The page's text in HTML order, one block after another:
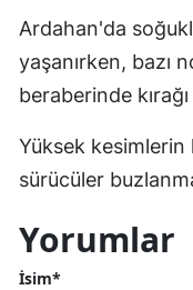
Ardahan'da
yaşanırken, bazı
beraberinde
Yüksek kesimlerin
sürücüler
Yorumlar
İsim*